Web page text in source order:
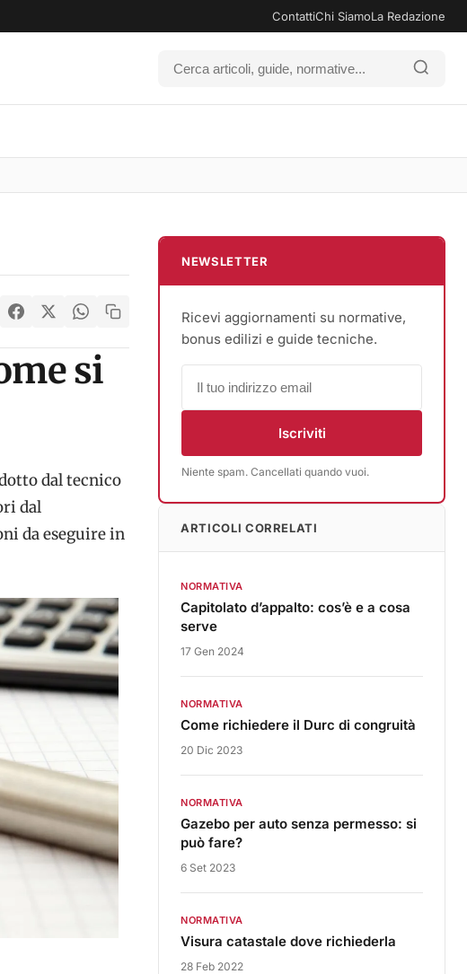
ContattiChi SiamoLa Redazione
si
dal tecnico
dal
da eseguire in
NEWSLETTER
Ricevi aggiornamenti su normative,
bonus edilizi e guide tecniche.
Iscriviti
Niente spam. Cancellati quando vuoi.
ARTICOLI CORRELATI
NORMATIVA
Capitolato d’appalto: cos’è e a cosa
serve
17 Gen 2024
NORMATIVA
Come richiedere il Durc di congruità
20 Dic 2023
NORMATIVA
Gazebo per auto senza permesso: si
può fare?
6 Set 2023
NORMATIVA
Visura catastale dove richiederla
28 Feb 2022